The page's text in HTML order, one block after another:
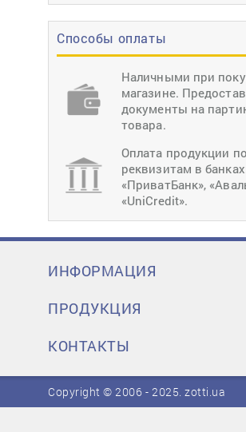
Способы оплаты
Наличными при
магазине.
документы на
товара.
Оплата продукции по
реквизитам в
«ПриватБанк»,
«UniCredit».
ИНФОРМАЦИЯ
ПРОДУКЦИЯ
КОНТАКТЫ
Copyright © 2006 - 2025.zotti.ua